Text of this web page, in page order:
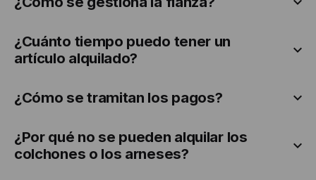
¿Cuánto tiempo puedo tener un
artículo alquilado?
¿Cómo se tramitan los pagos?
¿Por qué no se pueden alquilar los
colchones o los arneses?